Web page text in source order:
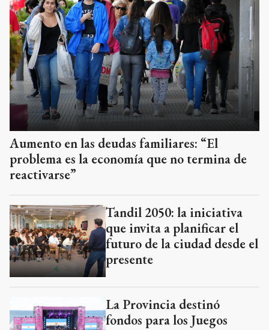
Aumento en las deudas familiares: “El
problema es la economía que no termina de
reactivarse”
Tandil 2050: la iniciativa
que invita a planificar el
futuro de la ciudad desde el
presente
La Provincia destinó
fondos para los Juegos